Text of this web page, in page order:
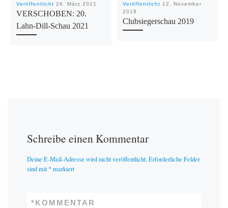
Veröffentlicht 26. März 2021
VERSCHOBEN: 20.
Lahn-Dill-Schau 2021
Veröffentlicht 12. November
2018
Clubsiegerschau 2019
Schreibe einen Kommentar
Deine E-Mail-Adresse wird nicht veröffentlicht. Erforderliche Felder
sind mit*markiert
KOMMENTAR
*